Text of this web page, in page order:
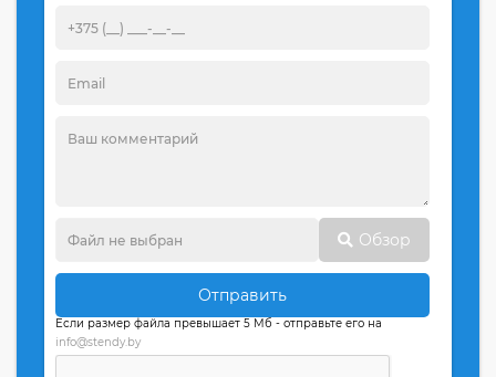
Обзор
Отправить
Если размер файла превышает 5 Мб - отправьте его на
info@stendy.by